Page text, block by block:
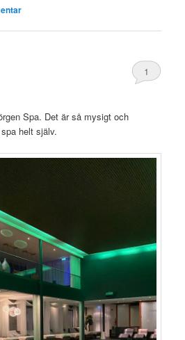
1
Spa. Det är så mysigt och
helt själv.